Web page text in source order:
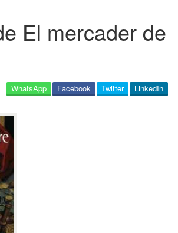
El mercader de
LinkedIn
Twitter
Facebook
WhatsApp